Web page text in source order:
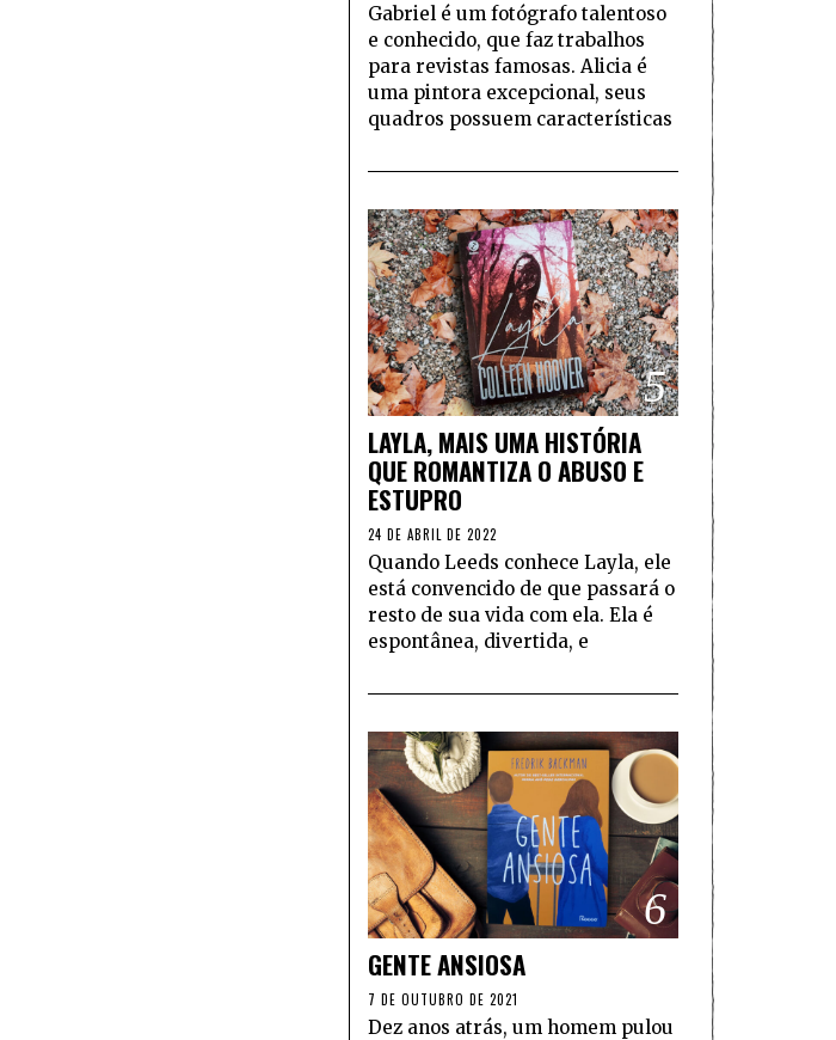
Gabriel é um fotógrafo talentoso
e conhecido, que faz trabalhos
para revistas famosas. Alicia é
uma pintora excepcional, seus
quadros possuem características
5
LAYLA, MAIS UMA HISTÓRIA
QUE ROMANTIZA O ABUSO E
ESTUPRO
24 DE ABRIL DE 2022
Quando Leeds conhece Layla, ele
está convencido de que passará o
resto de sua vida com ela. Ela é
espontânea, divertida, e
6
GENTE ANSIOSA
7 DE OUTUBRO DE 2021
Dez anos atrás, um homem pulou